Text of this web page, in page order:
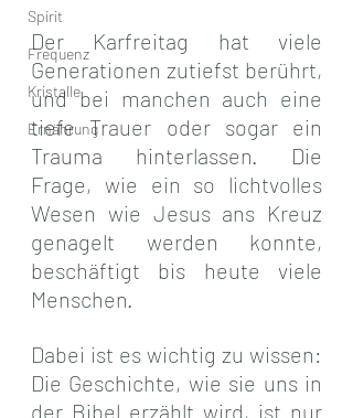
Spirit
Frequenz
Kristalle
Ernährung
Der Karfreitag hat viele
Generationen zutiefst berührt,
und bei manchen auch eine
tiefe Trauer oder sogar ein
Trauma hinterlassen. Die
Frage, wie ein so lichtvolles
Wesen wie Jesus ans Kreuz
genagelt werden konnte,
beschäftigt bis heute viele
Menschen.
Dabei ist es wichtig zu wissen:
Die Geschichte, wie sie uns in
der Bibel erzählt wird, ist nur